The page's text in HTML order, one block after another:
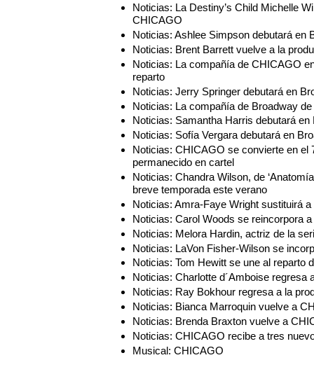
Noticias: La Destiny’s Child Michelle
CHICAGO
Noticias: Ashlee Simpson debutará
Noticias: Brent Barrett vuelve a la
Noticias: La compañía de CHICAGO
reparto
Noticias: Jerry Springer debutará en
Noticias: La compañía de Broadway
Noticias: Samantha Harris debutará
Noticias: Sofía Vergara debutará en
Noticias: CHICAGO se convierte en el
permanecido en cartel
Noticias: Chandra Wilson, de
breve temporada este verano
Noticias: Amra-Faye Wright sustituirá
Noticias: Carol Woods se reincorpora
Noticias: Melora Hardin, actriz de la
Noticias: LaVon Fisher-Wilson se
Noticias: Tom Hewitt se une al reparto
Noticias: Charlotte d´Amboise
Noticias: Ray Bokhour regresa a la
Noticias: Bianca Marroquin vuelve a
Noticias: Brenda Braxton vuelve a
Noticias: CHICAGO recibe a tres
Musical: CHICAGO